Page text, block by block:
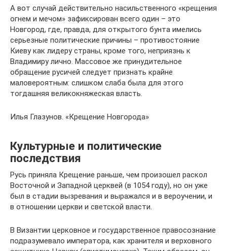
А вот случай действительно насильственного «крещения
огнем и мечом» зафиксирован всего один – это
Новгород, где, правда, для открытого бунта имелись
серьезные политические причины – противостояние
Киеву как лидеру страны, кроме того, неприязнь к
Владимиру лично. Массовое же принудительное
обращение русичей следует признать крайне
маловероятным: слишком слаба была для этого
тогдашняя великокняжеская власть.
Илья Глазунов. «Крещение Новгорода»
Культурные и политические
последствия
Русь приняла Крещение раньше, чем произошел раскол
Восточной и Западной церквей (в 1054 году), но он уже
был в стадии вызревания и выражался и в вероучении, и
в отношении церкви и светской власти.
В Византии церковное и государственное правосознание
подразумевало императора, как хранителя и верховного